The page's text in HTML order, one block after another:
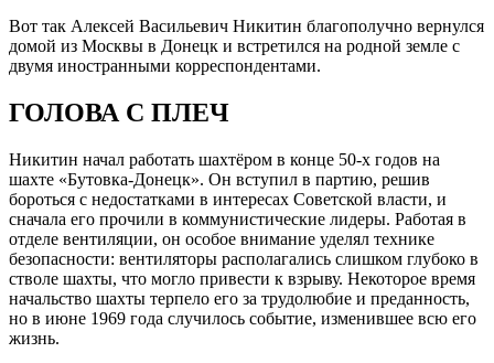
Вот так Алексей Васильевич Никитин благополучно вернулся
домой из Москвы в Донецк и встретился на родной земле с
двумя иностранными корреспондентами.
ГОЛОВА С ПЛЕЧ
Никитин начал работать шахтёром в конце 50-х годов на
шахте «Бутовка-Донецк». Он вступил в партию, решив
бороться с недостатками в интересах Советской власти, и
сначала его прочили в коммунистические лидеры. Работая в
отделе вентиляции, он особое внимание уделял технике
безопасности: вентиляторы располагались слишком глубоко в
стволе шахты, что могло привести к взрыву. Некоторое время
начальство шахты терпело его за трудолюбие и преданность,
но в июне 1969 года случилось событие, изменившее всю его
жизнь.